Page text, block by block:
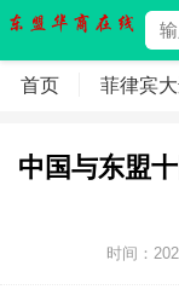
首页 菲律宾
中国与东盟
时间：